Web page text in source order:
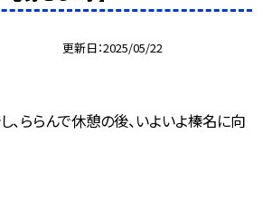
更新日 2025/05/22
、ららんで休憩の後、いよいよ榛名に向